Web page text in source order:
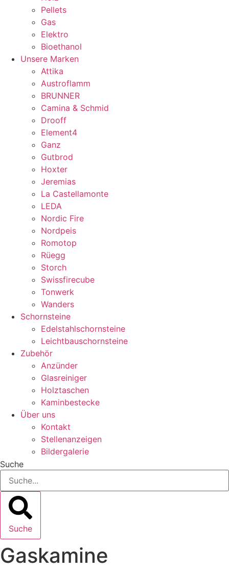
Pellets
Gas
Elektro
Bioethanol
Unsere Marken
Attika
Austroflamm
BRUNNER
Camina & Schmid
Drooff
Element4
Ganz
Gutbrod
Hoxter
Jeremias
La Castellamonte
LEDA
Nordic Fire
Nordpeis
Romotop
Rüegg
Storch
Swissfirecube
Tonwerk
Wanders
Schornsteine
Edelstahlschornsteine
Leichtbauschornsteine
Zubehör
Anzünder
Glasreiniger
Holztaschen
Kaminbestecke
Über uns
Kontakt
Stellenanzeigen
Bildergalerie
Suche
Suche
Gaskamine